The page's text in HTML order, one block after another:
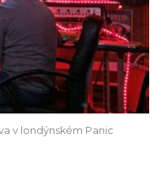
v londýnském Panic